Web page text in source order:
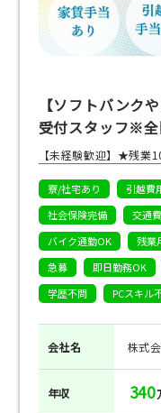
【ソフトバンク
受付スタッフ※
【未経験歓迎】★残
寮/社宅あり 引越費
社会保険完備
交通
バイク通勤OK
残業
急募
即日勤務OK
学歴不問
PCスキル
会社名 株式
年収 340